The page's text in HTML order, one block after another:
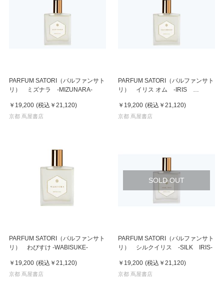
PARFUM SATORI（パルファンサト
リ） ミズナラ -MIZUNARA-
￥19,200 (税込 ￥21,120)
京都 蔦屋書店
PARFUM SATORI（パルファンサト
リ） イリス オム -IRIS
￥19,200 (税込 ￥21,120)
京都 蔦屋書店
PARFUM SATORI（パルファンサト
リ） わびすけ -WABISUKE-
￥19,200 (税込 ￥21,120)
京都 蔦屋書店
SOLD OUT
PARFUM SATORI（パルファンサト
リ） シルクイリス -SILK IRIS-
￥19,200 (税込 ￥21,120)
京都 蔦屋書店